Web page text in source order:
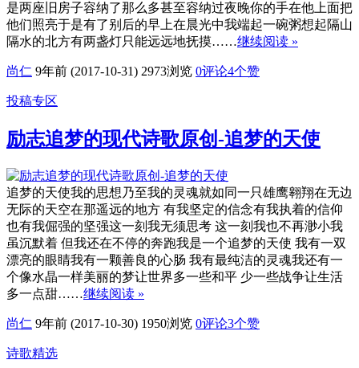
是两座旧房子容纳了那么多甚至容纳过夜晚你的手在他上面把
他们照亮于是有了别后的早上在晨光中我端起一碗粥想起隔山
隔水的北方有两盏灯只能远远地抚摸……继续阅读 »
尚仁 9年前 (2017-10-31) 2973浏览 0评论4个赞
投稿专区
励志追梦的现代诗歌原创-追梦的天使
追梦的天使我的思想乃至我的灵魂就如同一只雄鹰翱翔在无边
无际的天空在那遥远的地方 有我坚定的信念有我执着的信仰
也有我倔强的坚强这一刻我无须思考 这一刻我也不再渺小我
虽沉默着 但我还在不停的奔跑我是一个追梦的天使 我有一双
漂亮的眼睛我有一颗善良的心肠 我有最纯洁的灵魂我还有一
个像水晶一样美丽的梦让世界多一些和平 少一些战争让生活
多一点甜……继续阅读 »
尚仁 9年前 (2017-10-30) 1950浏览 0评论3个赞
诗歌精选